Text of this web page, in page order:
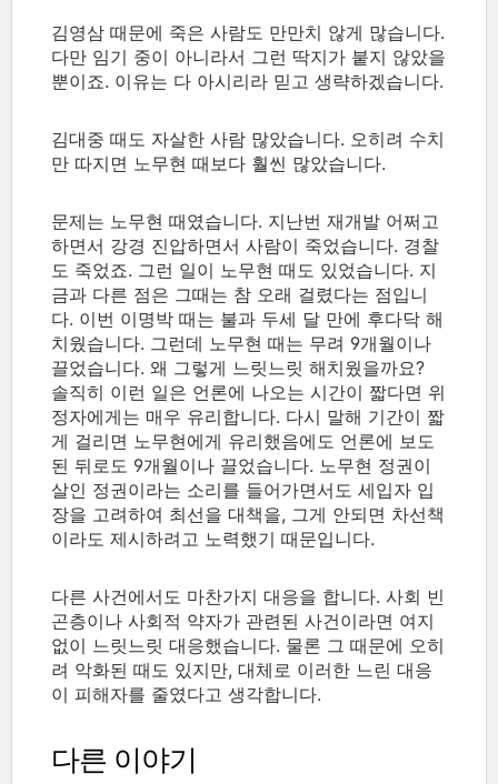
김영삼 때문에 죽은 사람도 만만치 않게 많습니다.
다만 임기 중이 아니라서 그런 딱지가 붙지 않았을
뿐이죠. 이유는 다 아시리라 믿고 생략하겠습니다.
김대중 때도 자살한 사람 많았습니다. 오히려 수치
만 따지면 노무현 때보다 훨씬 많았습니다.
문제는 노무현 때였습니다. 지난번 재개발 어쩌고
하면서 강경 진압하면서 사람이 죽었습니다. 경찰
도 죽었죠. 그런 일이 노무현 때도 있었습니다. 지
금과 다른 점은 그때는 참 오래 걸렸다는 점입니
다. 이번 이명박 때는 불과 두세 달 만에 후다닥 해
치웠습니다. 그런데 노무현 때는 무려 9개월이나
끌었습니다. 왜 그렇게 느릿느릿 해치웠을까요?
솔직히 이런 일은 언론에 나오는 시간이 짧다면 위
정자에게는 매우 유리합니다. 다시 말해 기간이 짧
게 걸리면 노무현에게 유리했음에도 언론에 보도
된 뒤로도 9개월이나 끌었습니다. 노무현 정권이
살인 정권이라는 소리를 들어가면서도 세입자 입
장을 고려하여 최선을 대책을, 그게 안되면 차선책
이라도 제시하려고 노력했기 때문입니다.
다른 사건에서도 마찬가지 대응을 합니다. 사회 빈
곤층이나 사회적 약자가 관련된 사건이라면 여지
없이 느릿느릿 대응했습니다. 물론 그 때문에 오히
려 악화된 때도 있지만, 대체로 이러한 느린 대응
이 피해자를 줄였다고 생각합니다.
다른 이야기